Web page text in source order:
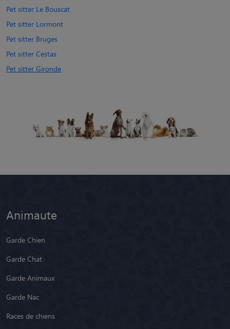
Pet sitter Le Bouscat
Pet sitter Lormont
Pet sitter Bruges
Pet sitter Cestas
Pet sitter Gironde
Animaute
Garde Chien
Garde Chat
Garde Animaux
Garde Nac
Races de chiens